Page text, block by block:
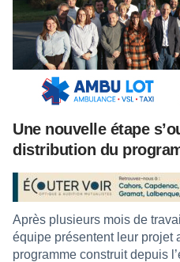
Une nouvelle étape
distribution du
Après plusieurs mois de
équipe présentent leur projet
programme construit depuis